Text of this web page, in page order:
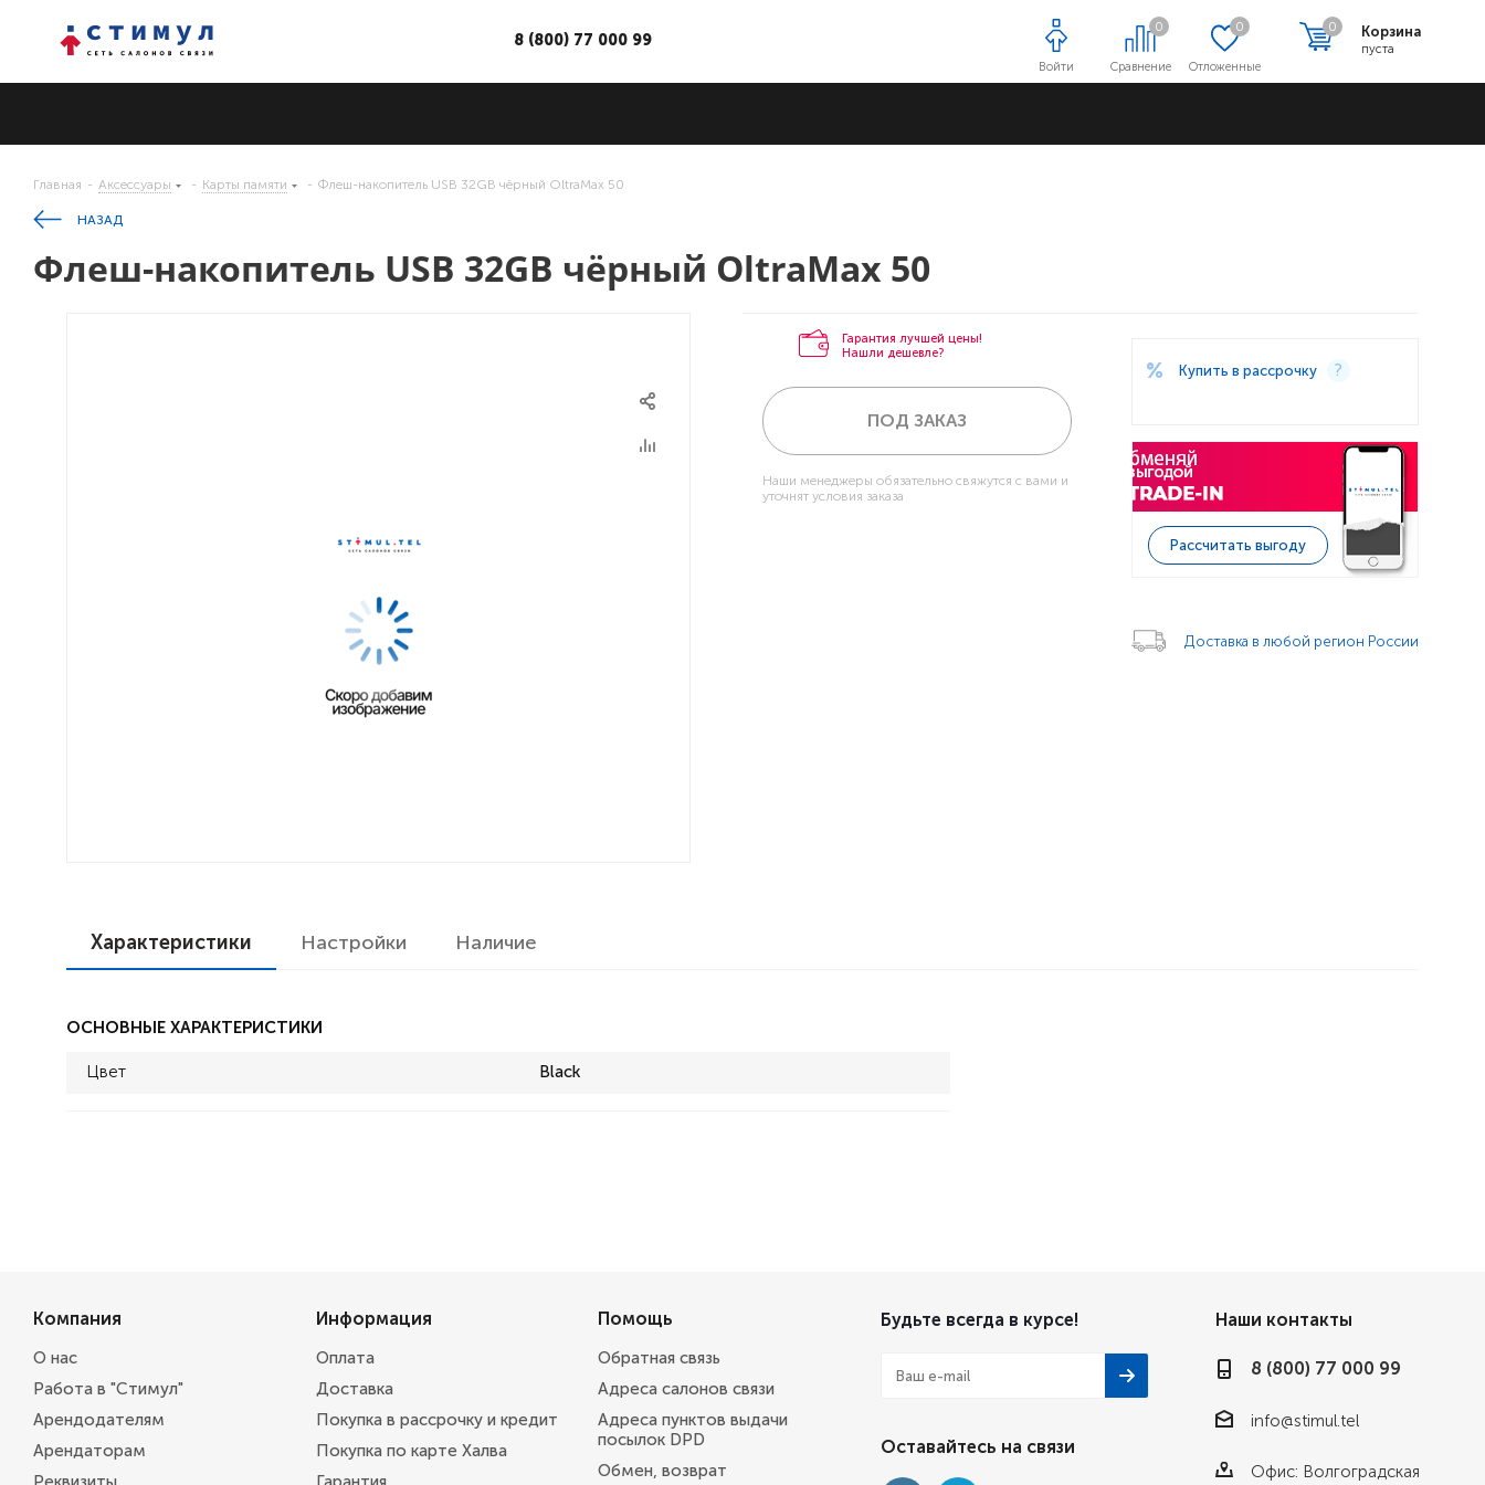
Сравнение
0
Отложенные
0 Корзина
пуста
0
Войти
8 (800) 77 000 99
Главная - Аксессуары - Карты памяти - Флеш-накопитель USB 32GB чёрный OltraMax 50
НАЗАД
Флеш-накопитель USB 32GB чёрный OltraMax 50
Гарантия лучшей цены!
Нашли дешевле?
ПОД ЗАКАЗ
Наши менеджеры обязательно свяжутся с вами и
уточнят условия заказа
Купить в рассрочку
Рассчитать выгоду
Доставка в любой регион России
Характеристики Настройки Наличие
ОСНОВНЫЕ ХАРАКТЕРИСТИКИ
Цвет Black
Компания
О нас
Работа в "Стимул"
Арендодателям
Арендаторам
Информация
Оплата
Доставка
Покупка в рассрочку и кредит
Покупка по карте Халва
Помощь
Обратная связь
Адреса салонов связи
Адреса пунктов выдачи
посылок DPD
Обмен, возврат
Будьте всегда в курсе!
Оставайтесь на связи
Наши контакты
8 (800) 77 000 99
info@stimul.tel
Офис: Волгоградская